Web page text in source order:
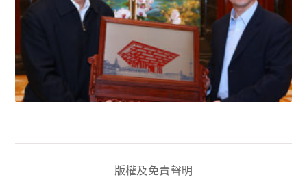
版權及免責聲明